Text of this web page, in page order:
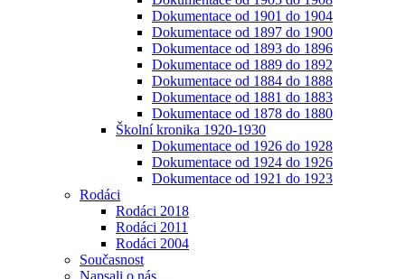
Dokumentace od 1901 do 1904
Dokumentace od 1897 do 1900
Dokumentace od 1893 do 1896
Dokumentace od 1889 do 1892
Dokumentace od 1884 do 1888
Dokumentace od 1881 do 1883
Dokumentace od 1878 do 1880
Školní kronika 1920-1930
Dokumentace od 1926 do 1928
Dokumentace od 1924 do 1926
Dokumentace od 1921 do 1923
Rodáci
Rodáci 2018
Rodáci 2011
Rodáci 2004
Současnost
Napsali o nás